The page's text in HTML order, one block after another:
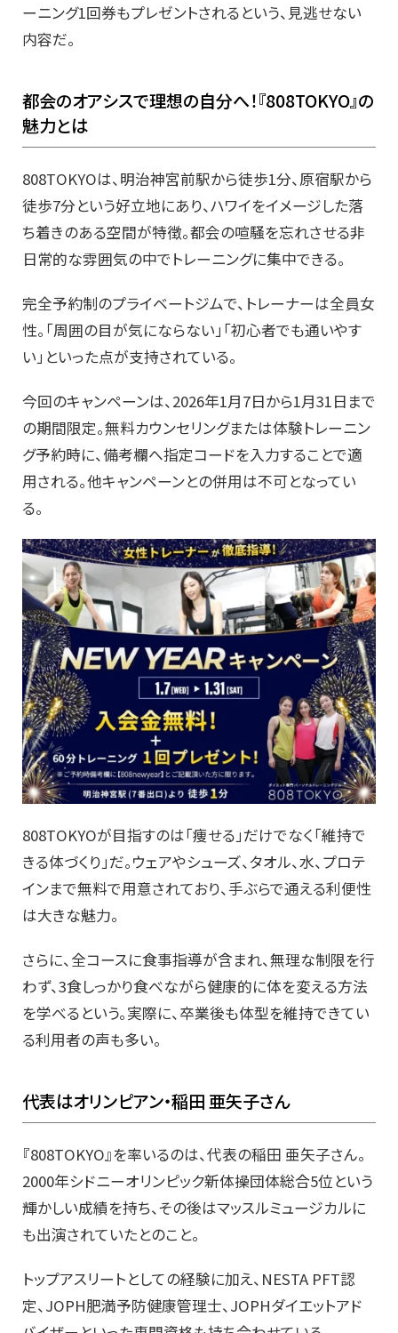
ーニング1回券もプレゼントされるという、見逃せない
内容だ。
都会のオアシスで理想の自分へ！『808TOKYO』の
魅力とは
808TOKYOは、明治神宮前駅から徒歩1分、原宿駅から
徒歩7分という好立地にあり、ハワイをイメージした落
ち着きのある空間が特徴。都会の喧騒を忘れさせる非
日常的な雰囲気の中でトレーニングに集中できる。
完全予約制のプライベートジムで、トレーナーは全員女
性。「周囲の目が気にならない」「初心者でも通いやす
い」といった点が支持されている。
今回のキャンペーンは、2026年1月7日から1月31日まで
の期間限定。無料カウンセリングまたは体験トレーニン
グ予約時に、備考欄へ指定コードを入力することで適
用される。他キャンペーンとの併用は不可となってい
る。
808TOKYOが目指すのは「痩せる」だけでなく「維持で
きる体づくり」だ。ウェアやシューズ、タオル、水、プロテ
インまで無料で用意されており、手ぶらで通える利便性
は大きな魅力。
さらに、全コースに食事指導が含まれ、無理な制限を行
わず、3食しっかり食べながら健康的に体を変える方法
を学べるという。実際に、卒業後も体型を維持できてい
る利用者の声も多い。
代表はオリンピアン・稲田 亜矢子さん
『808TOKYO』を率いるのは、代表の稲田 亜矢子さん。
2000年シドニーオリンピック新体操団体総合5位という
輝かしい成績を持ち、その後はマッスルミュージカルに
も出演されていたとのこと。
トップアスリートとしての経験に加え、NESTA PFT認
定、JOPH肥満予防健康管理士、JOPHダイエットアド